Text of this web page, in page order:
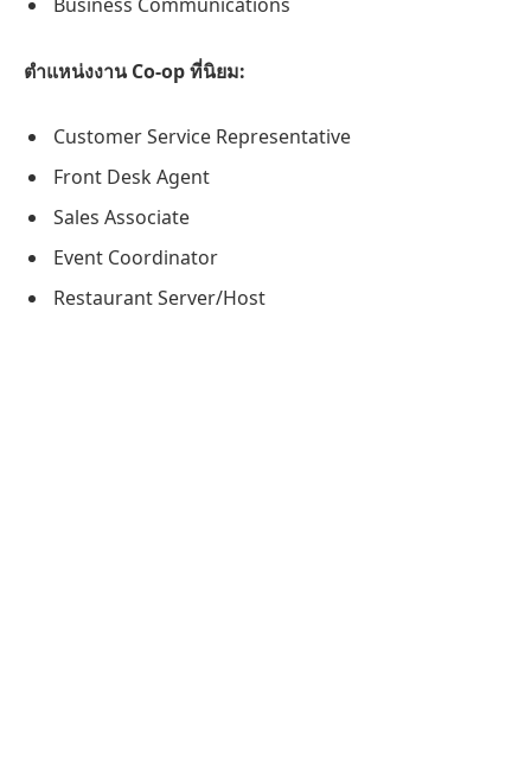
ตำแหน่งงาน Co-op ที่นิยม:
Customer Service Representative
Front Desk Agent
Sales Associate
Event Coordinator
Restaurant Server/Host